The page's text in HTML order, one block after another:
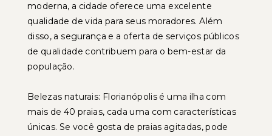
moderna, a cidade oferece uma excelente
qualidade de vida para seus moradores. Além
disso, a segurança e a oferta de serviços públicos
de qualidade contribuem para o bem-estar da
população.
Belezas naturais: Florianópolis é uma ilha com
mais de 40 praias, cada uma com características
únicas. Se você gosta de praias agitadas, pode